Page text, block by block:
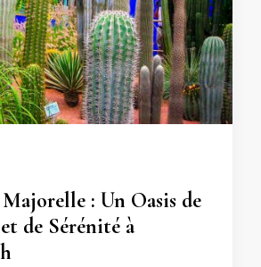
: Un Oasis de
de Sérénité à